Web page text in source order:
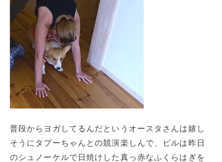
普段からヨガしてるんだというオースタさんは嬉し
そうにタプーちゃんとの競演楽しんで、ビルは昨日
のシュノーケルで日焼けした真っ赤なふくらはぎを